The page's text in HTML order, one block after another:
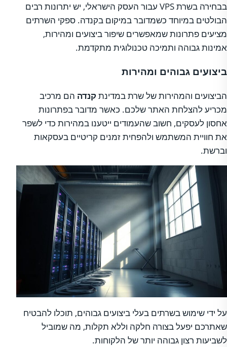
בבחירה בשרת VPS עבור העסק הישראלי, יש יתרונות רבים
הבולטים במיוחד כשמדובר במיקום בקנדה. ספקי השרתים
מציעים פתרונות שמאפשרים שיפור ביצועים ומהירות,
אמינות גבוהה ותמיכה טכנולוגית מתקדמת.
ביצועים גבוהים ומהירות
הביצועים והמהירות של שרת במדינתקנדה הם מרכיב
מכריע להצלחת האתר שלכם. כאשר מדובר בפתרונות
אחסון לעסקים, חשוב שהעמודים ייטענו במהירות כדי לשפר
את חוויית המשתמש ולהפחית זמנים קריטיים בעסקאות
וברשת.
על ידי שימוש בשרתים בעלי ביצועים גבוהים, תוכלו להבטיח
שאתרכם יפעל בצורה חלקה וללא תקלות, מה שמוביל
לשביעות רצון גבוהה יותר של הלקוחות.